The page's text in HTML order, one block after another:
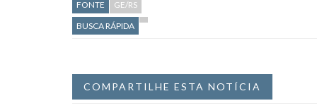
FONTE
GE/RS
BUSCA RÁPIDA
COMPARTILHE ESTA NOTÍCIA